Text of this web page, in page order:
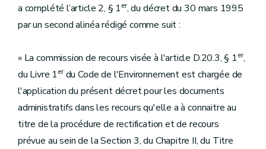
a complété l’article 2, § 1er, du décret du 30 mars 1995
par un second alinéa rédigé comme suit :
« La commission de recours visée à l'article D.20.3, § 1er,
du Livre 1erdu Code de l'Environnement est chargée de
l'application du présent décret pour les documents
administratifs dans les recours qu'elle a à connaitre au
titre de la procédure de rectification et de recours
prévue au sein de la Section 3, du Chapitre II, du Titre